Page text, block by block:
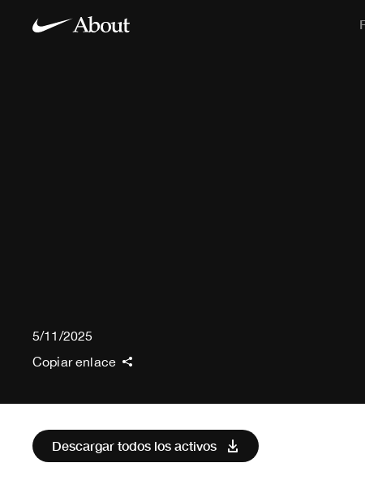
5/11/2025
Copiar enlace
Descargar todos los activos